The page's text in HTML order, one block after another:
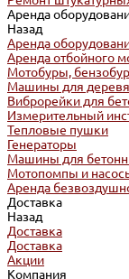
Аренда
Назад
Аренда
Аренда отбойного
Мотобуры,
Машины для
Виброрейки для
Измерительный
Тепловые пушки
Генераторы
Машины для
Мотопомпы и
Аренда
Доставка
Назад
Доставка
Доставка
Акции
Компания